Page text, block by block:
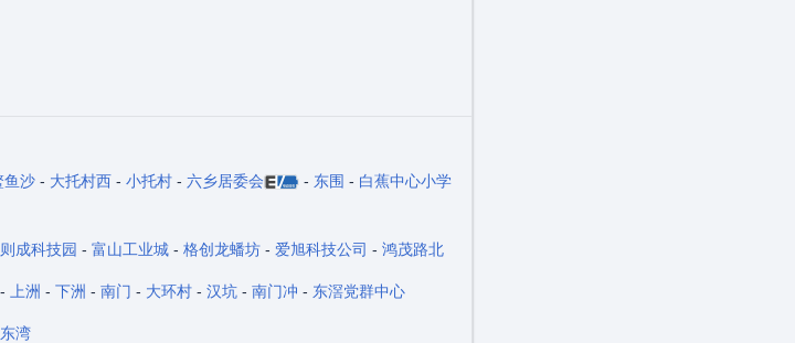
鱼沙 - 大托村西 - 小托村 - 六乡居委会 - 东围 - 白蕉中心小学
则成科技园 - 富山工业城 - 格创龙蟠坊 - 爱旭科技公司 - 鸿茂路北
- 上洲 - 下洲 - 南门 - 大环村 - 汉坑 - 南门冲 - 东滘党群中心
东湾